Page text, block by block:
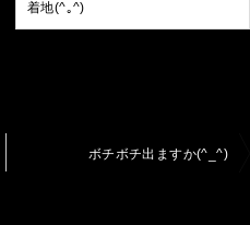
着地(^｡^)
ボチボチ出ますか(^_^)